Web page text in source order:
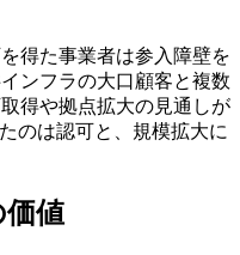
得た事業者は参入障壁を
ンフラの大口顧客と複数
得や拠点拡大の見通しが
のは認可と、規模拡大に
値